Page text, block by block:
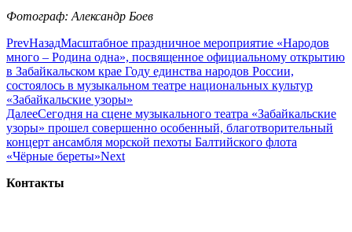
Фотограф: Александр Боев
PrevНазадМасштабное праздничное мероприятие «Народов
много – Родина одна», посвященное официальному открытию
в Забайкальском крае Году единства народов России,
состоялось в музыкальном театре национальных культур
«Забайкальские узоры»
ДалееСегодня на сцене музыкального театра «Забайкальские
узоры» прошел совершенно особенный, благотворительный
концерт ансамбля морской пехоты Балтийского флота
«Чёрные береты»Next
Контакты